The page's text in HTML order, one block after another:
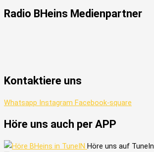
Radio BHeins Medienpartner
Kontaktiere uns
Whatsapp Instagram Facebook-square
Höre uns auch per APP
Höre uns auf TuneIn